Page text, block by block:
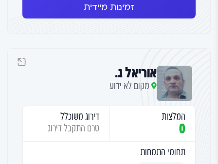
זמינות מיידית
אוריאל ג.
מקום לא ידוע
המלצות
0
דירוג משוכלל
טרם התקבל דירוג
תחומי התמחות